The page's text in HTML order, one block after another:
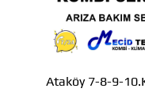
Ataköy 7-8-9-